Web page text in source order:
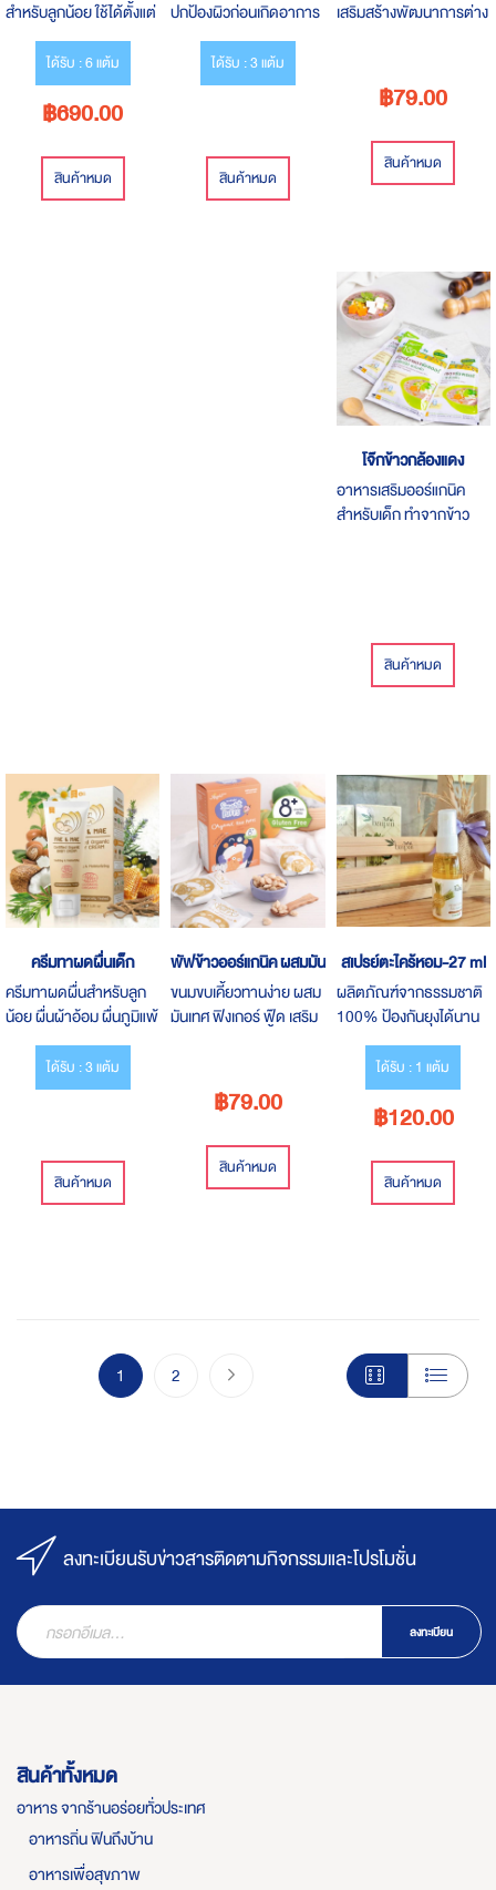
สำหรับลูกน้อย ใช้ได้ตั้งแต่
แรกเกิด ไม่มีสเตียรอยด์
ไม่มีสารเคมี
ได้รับ : 6 แต้ม
฿690.00
สินค้าหมด
ปกป้องผิวก่อนเกิดอาการ
ผื่นแพ้ ปราศจากสารเคมี
ได้รับ : 3 แต้ม
สินค้าหมด
เสริมสร้างพัฒนาการต่าง
สายตา ช่วยให้หนูน้อยได้
เรียนรู้การทานอาหารด้วย
฿79.00
สินค้าหมด
โจ๊กข้าวกล้องแดง
อาหารเสริมออร์แกนิค
สำหรับเด็ก ทำจากข้าว
สินค้าหมด
ครีมทาผดผื่นเด็ก
ครีมทาผดผื่นสำหรับลูก
น้อย ผื่นผ้าอ้อม ผื่นภูมิแพ้
ผิวหนัง ผดร้อน รอยบวม
แดงยุงกัดได้รับ : 3 แต้ม
สินค้าหมด
พัฟข้าวออร์แกนิค ผสมมันเทศ รสส้ม
ขนมขบเคี้ยวทานง่าย ผสม
มันเทศ ฟิงเกอร์ ฟู๊ด เสริม
ประสาทสัมผัสทั้งสายตา-
กล้ามเนื่อมัดเล็ก และเป็น
จุดเริ่มต้นของการเคี้ยว
฿79.00
สินค้าหมด
สเปรย์ตะไคร้หอม-27 ml
ผลิตภัณฑ์จากธรรมชาติ
100% ป้องกันยุงได้นาน
กว่า 3 ชั่วโมง
ได้รับ : 1 แต้ม
฿120.00
สินค้าหมด
PageYou're currently reading page
1 Page
2 ไปขั้นตอนชำระเงิน
ลงทะเบียนรับข่าวสารติดตามกิจกรรมและโปรโมชั่น
ลงทะเบียน
สินค้าทั้งหมด
อาหาร จากร้านอร่อยทั่วประเทศ
อาหารถิ่น ฟินถึงบ้าน
อาหารเพื่อสุขภาพ